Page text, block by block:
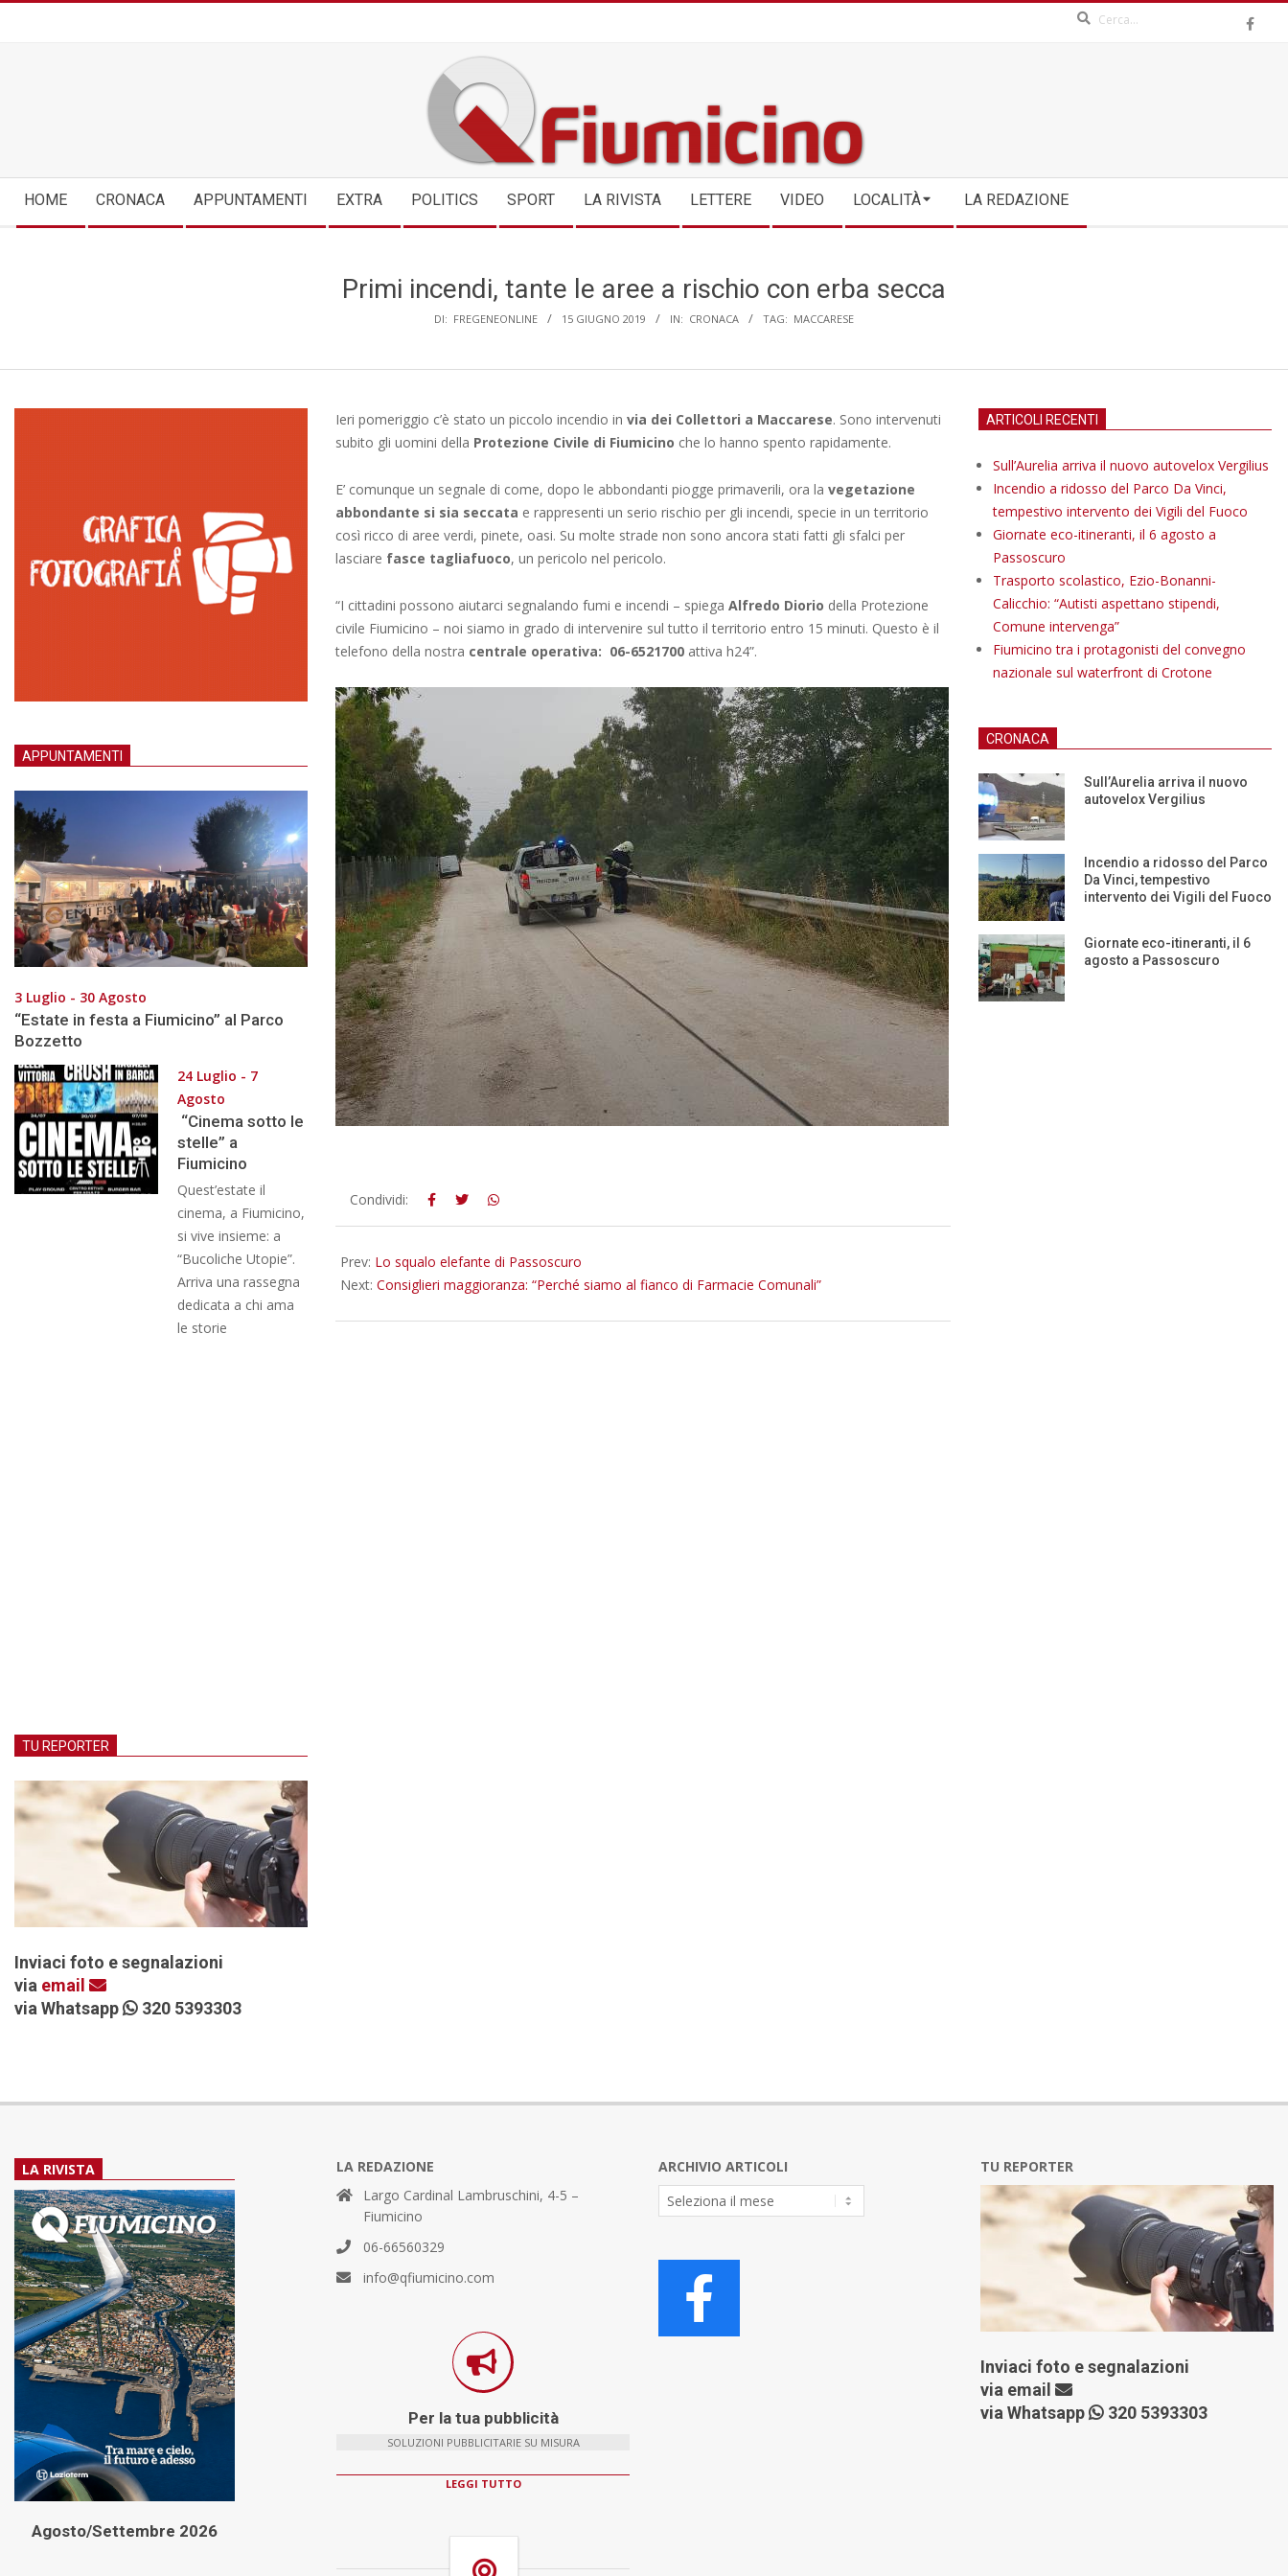
QFIUMICINO.COM
Navigation
Menu
HOME CRONACA APPUNTAMENTI EXTRA POLITICS SPORT LA RIVISTA LETTERE VIDEO LOCALITÀ LA REDAZIONE
Primi incendi, tante le aree a rischio con erba secca
DI: FREGENEONLINE 15 GIUGNO 2019 IN: CRONACA TAG: MACCARESE
Ieri pomeriggio c’è stato un piccolo incendio in via dei Collettori a Maccarese. Sono intervenuti
subito gli uomini della Protezione Civile di Fiumicino che lo hanno spento rapidamente.
E’ comunque un segnale di come, dopo le abbondanti piogge primaverili, ora la vegetazione
abbondante si sia seccata e rappresenti un serio rischio per gli incendi, specie in un territorio
così ricco di aree verdi, pinete, oasi. Su molte strade non sono ancora stati fatti gli sfalci per
lasciare fasce tagliafuoco, un pericolo nel pericolo.
“I cittadini possono aiutarci segnalando fumi e incendi – spiega Alfredo Diorio della Protezione
civile Fiumicino – noi siamo in grado di intervenire sul tutto il territorio entro 15 minuti. Questo è il
telefono della nostra centrale operativa: 06-6521700 attiva h24”.
2019-
06-
Condividi:
Prev: Lo squalo elefante di Passoscuro
Next: Consiglieri maggioranza: “Perché siamo al fianco di Farmacie Comunali”
APPUNTAMENTI
3 Luglio - 30 Agosto
“Estate in festa a Fiumicino” al Parco
Bozzetto
24 Luglio - 7
Agosto
“Cinema sotto le
stelle” a
Fiumicino
Quest’estate il
cinema, a Fiumicino,
si vive insieme: a
“Bucoliche Utopie”.
Arriva una rassegna
dedicata a chi ama
le storie
TU REPORTER
Inviaci foto e segnalazioni
via email
via Whatsapp
320 5393303
ARTICOLI RECENTI
Sull’Aurelia arriva il nuovo autovelox Vergilius
Incendio a ridosso del Parco Da Vinci,
tempestivo intervento dei Vigili del Fuoco
Giornate eco-itineranti, il 6 agosto a
Passoscuro
Trasporto scolastico, Ezio-Bonanni-
Calicchio: “Autisti aspettano stipendi,
Comune intervenga”
Fiumicino tra i protagonisti del convegno
nazionale sul waterfront di Crotone
CRONACA
Sull’Aurelia arriva il nuovo
autovelox Vergilius
Incendio a ridosso del Parco
Da Vinci, tempestivo
intervento dei Vigili del Fuoco
Giornate eco-itineranti, il 6
agosto a Passoscuro
LA RIVISTA
Agosto/Settembre 2026
LA REDAZIONE
Largo Cardinal Lambruschini, 4-5 –
Fiumicino
06-66560329
info@qfiumicino.com
Per la tua pubblicità
SOLUZIONI PUBBLICITARIE SU MISURA
LEGGI TUTTO
ARCHIVIO ARTICOLI
Archivio
Articoli
TU REPORTER
Inviaci foto e segnalazioni
via email
via Whatsapp
320 5393303